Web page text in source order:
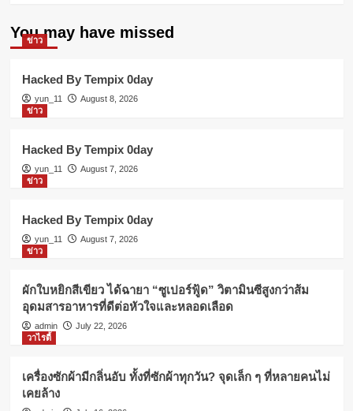
You may have missed
ข่าว
Hacked By Tempix 0day
yun_11
August 8, 2026
ข่าว
Hacked By Tempix 0day
yun_11
August 7, 2026
ข่าว
Hacked By Tempix 0day
yun_11
August 7, 2026
ข่าว
ผักใบหยิกสีเขียว ได้ฉายา “ซูเปอร์ฟู้ด” วิตามินซีสูงกว่าส้ม
อุดมสารอาหารที่ดีต่อหัวใจและหลอดเลือด
admin
July 22, 2026
วาไรตี้
เครื่องซักผ้ามีกลิ่นอับ ทั้งที่ซักผ้าทุกวัน? จุดเล็ก ๆ ที่หลายคนไม่
เคยล้าง